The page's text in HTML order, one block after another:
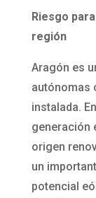
Riesgo
región
Aragón es
autónomas
instalada.
generación
origen
un
potencial